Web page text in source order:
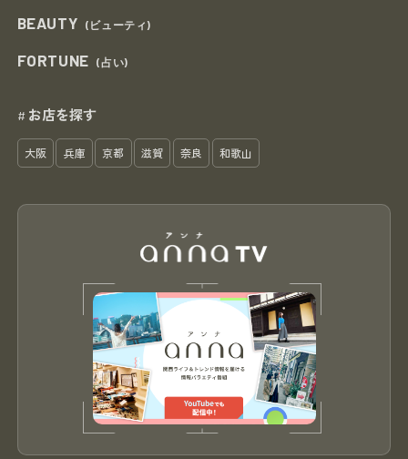
BEAUTY (ビューティ)
FORTUNE (占い)
# お店を探す
大阪 兵庫 京都 滋賀 奈良 和歌山